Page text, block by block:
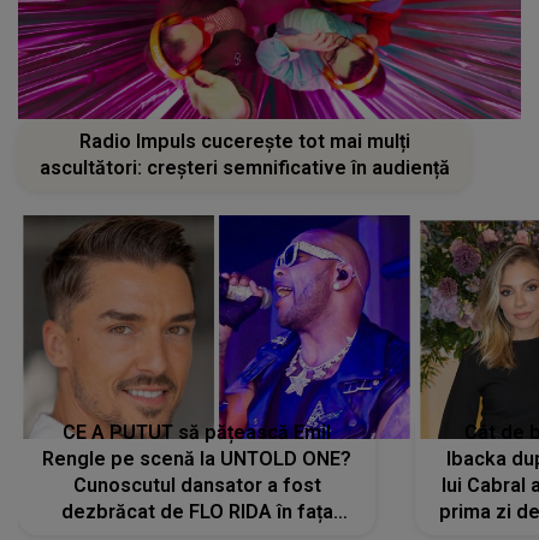
Radio Impuls cucerește tot mai mulți
ascultători: creșteri semnificative în audiență
CE A PUTUT să pățească Emil
Rengle pe scenă la UNTOLD ONE?
Cunoscutul dansator a fost
dezbrăcat de FLO RIDA în fața
Cât de
Ibacka
lui Cabral
prima zi